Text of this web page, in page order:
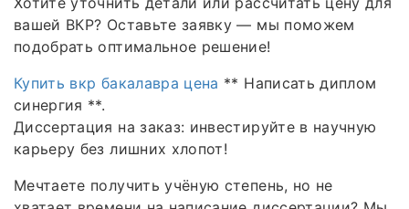
вашей ВКР? Оставьте заявку — мы поможем
подобрать оптимальное решение!
Купить вкр бакалавра цена ** Написать диплом
синергия **.
Диссертация на заказ: инвестируйте в научную
карьеру без лишних хлопот!
Мечтаете получить учёную степень, но не